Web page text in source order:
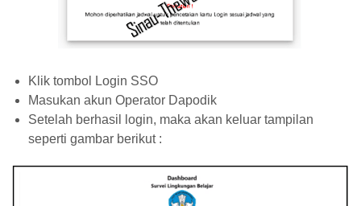
Klik tombol Login SSO
Masukan akun Operator Dapodik
Setelah berhasil login, maka akan keluar tampilan
seperti gambar berikut :